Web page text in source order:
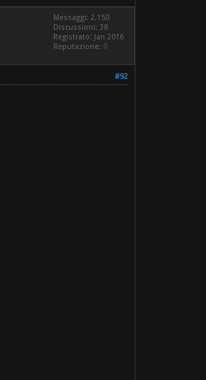
Messaggi: 2.150
Discussioni: 38
Registrato: Jan 2016
Reputazione: 0
#92